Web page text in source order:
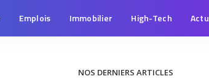
Emplois Immobilier High-Tech Actu
NOS DERNIERS ARTICLES